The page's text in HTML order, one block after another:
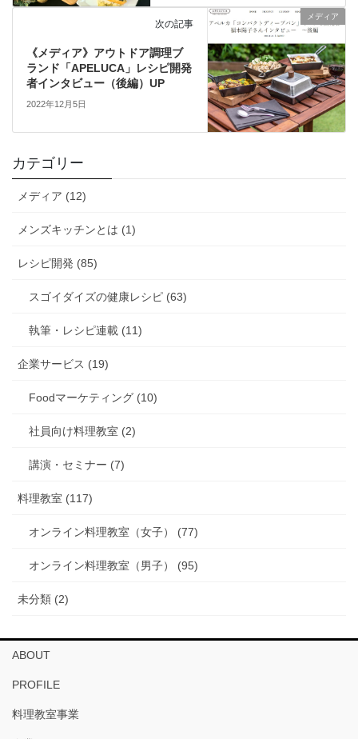
メディア
次の記事
《メディア》アウトドア調理ブ
ランド「APELUCA」レシピ開発
者インタビュー（後編）UP
2022年12月5日
カテゴリー
メディア (12)
メンズキッチンとは (1)
レシピ開発 (85)
スゴイダイズの健康レシピ (63)
執筆・レシピ連載 (11)
企業サービス (19)
Foodマーケティング (10)
社員向け料理教室 (2)
講演・セミナー (7)
料理教室 (117)
オンライン料理教室（女子） (77)
オンライン料理教室（男子） (95)
未分類 (2)
ABOUT
PROFILE
料理教室事業